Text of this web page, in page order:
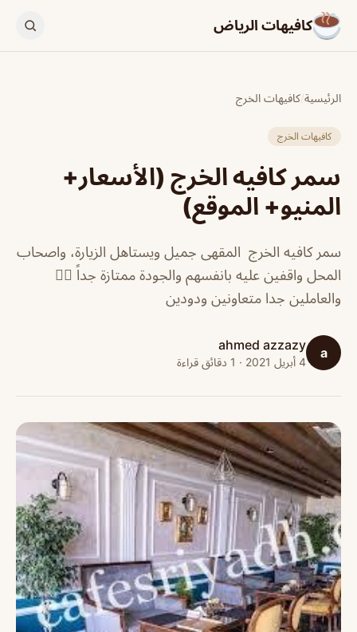
كافيهات الرياض
الرئيسية/كافيهات الخرج
كافيهات الخرج
سمر كافيه الخرج (الأسعار+
المنيو+ الموقع)
سمر كافيه الخرج المقهى جميل ويستاهل الزيارة، واصحاب
المحل واقفين عليه بانفسهم والجودة ممتازة جداً 👍🏻
والعاملين جدا متعاونين ودودين
a
ahmed azzazy
4 أبريل 2021 · 1 دقائق قراءة